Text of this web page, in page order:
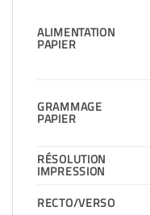
ALIMENTATION
PAPIER
GRAMMAGE
PAPIER
RÉSOLUTION
IMPRESSION
RECTO/VERSO